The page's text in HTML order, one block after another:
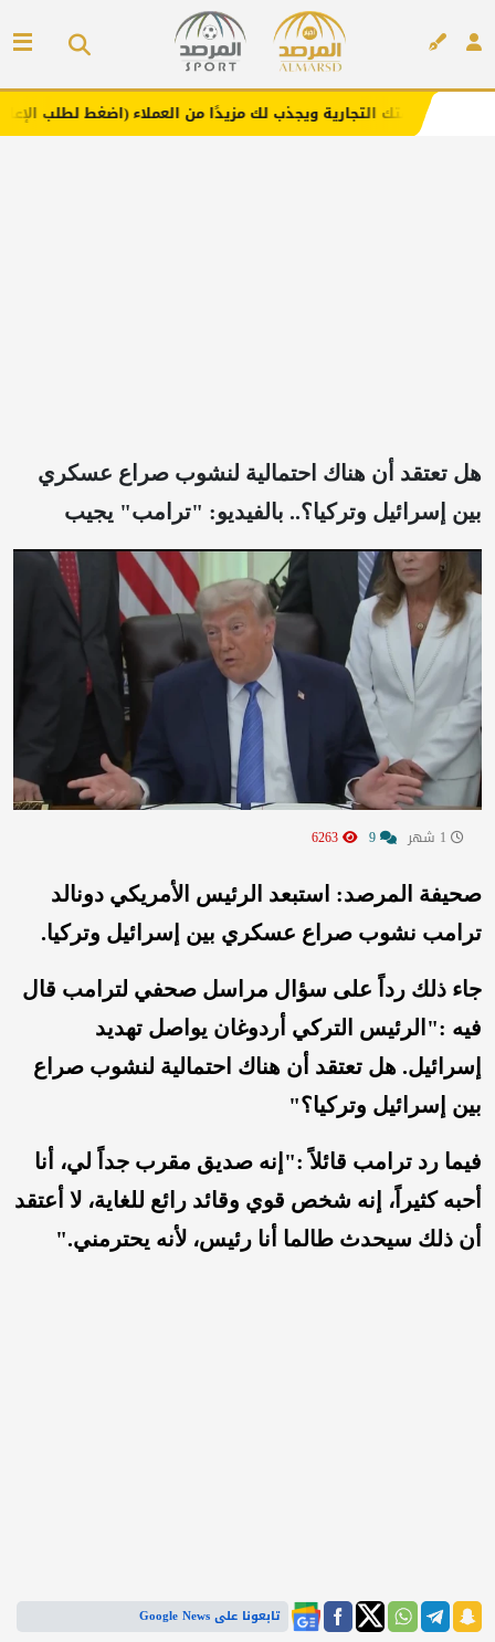
ويجذب لك مزيدًا من العملاء (اضغط لطلب الإعلان)
هل تعتقد أن هناك احتمالية لنشوب صراع عسكري
بين إسرائيل وتركيا؟.. بالفيديو: "ترامب" يجيب
صحيفة المرصد: استبعد الرئيس الأمريكي دونالد
ترامب نشوب صراع عسكري بين إسرائيل وتركيا.
جاء ذلك رداً على سؤال مراسل صحفي لترامب قال
فيه :"الرئيس التركي أردوغان يواصل تهديد
إسرائيل. هل تعتقد أن هناك احتمالية لنشوب صراع
بين إسرائيل وتركيا؟"
فيما رد ترامب قائلاً :"إنه صديق مقرب جداً لي، أنا
أحبه كثيراً، إنه شخص قوي وقائد رائع للغاية، لا أعتقد
أن ذلك سيحدث طالما أنا رئيس، لأنه يحترمني."
تابعونا على Google News